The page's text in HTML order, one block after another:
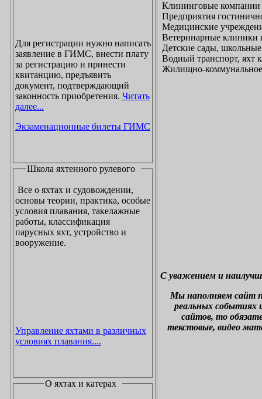
Для регистрации нужно написать
заявление в ГИМС, внести плату
за регистрацию и принести
квитанцию, предъявить
документ, подтверждающий
законность приобретения. Читать
далее...
Экзаменационные билеты ГИМС
Школа яхтенного рулевого
Все о яхтах и судовождении,
основы теории, практика, особые
условия плавания, такелажные
работы, классификация
парусных яхт, устройство и
вооружение.
Управление яхтами в различных
условиях плавания....
О яхтах и катерах
Клининговые компании
Предприятия
Медицинские
Ветеринарные клиники
Детские сады,
Водный транспорт,
Жилищно-коммунальное
С уважением и
Мы наполняем сайт
реальных событиях
сайтов, то
текстовые, видео